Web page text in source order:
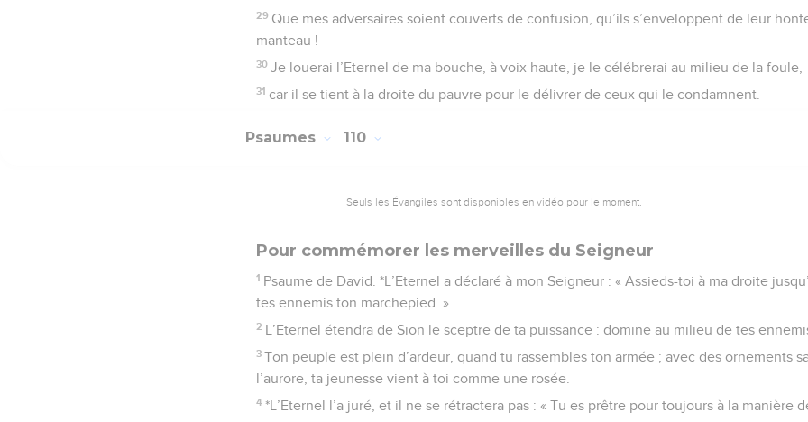
29 Que mes adversaires soient couverts de confusion, qu’ils s’enveloppent de leur
manteau !
30 Je louerai l’Eternel de ma bouche, à voix haute, je le célébrerai au milieu de la foule,
31 car il se tient à la droite du pauvre pour le délivrer de ceux qui le condamnent.
Psaumes 110
Seuls les Évangiles sont disponibles en vidéo pour le moment.
Pour commémorer les merveilles du Seigneur
1 Psaume de David. *L’Eternel a déclaré à mon Seigneur : « Assieds-toi à ma droite
tes ennemis ton marchepied. »
2 L’Eternel étendra de Sion le sceptre de ta puissance : domine au milieu de tes
3 Ton peuple est plein d’ardeur, quand tu rassembles ton armée ; avec des ornements
l’aurore, ta jeunesse vient à toi comme une rosée.
4 *L’Eternel l’a juré, et il ne se rétractera pas : « Tu es prêtre pour toujours à la manière